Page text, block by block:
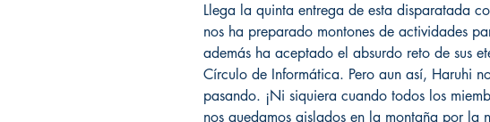
Llega la quinta entrega de esta disparatada
nos ha preparado montones de actividades
además ha aceptado el absurdo reto de sus
Círculo de Informática. Pero aun así, Haruhi
pasando. ¡Ni siquiera cuando todos los
nos quedamos aislados en la montaña por la